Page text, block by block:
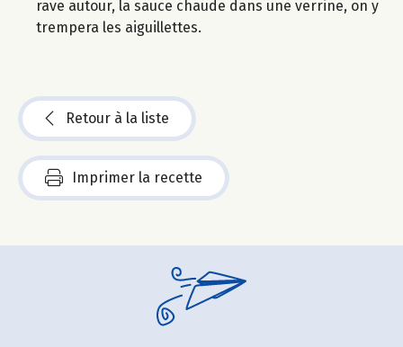
rave autour, la sauce chaude dans une verrine, on y
trempera les aiguillettes.
Retour à la liste
Imprimer la recette